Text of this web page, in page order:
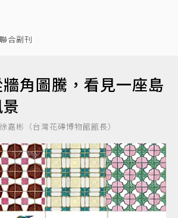
聯合副刊
角圖騰，看見一座島
嘉彬（台灣花磚博物館館長）